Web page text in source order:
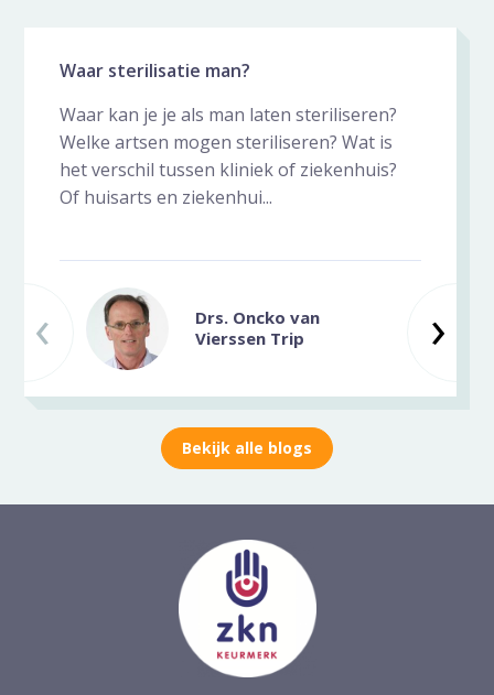
Vorige slide
‹ ›
Waar sterilisatie man?
Waar kan je je als man laten steriliseren?
Welke artsen mogen steriliseren? Wat is
het verschil tussen kliniek of ziekenhuis?
Of huisarts en ziekenhui...
Drs. Oncko van
Vierssen Trip
Bekijk alle blogs